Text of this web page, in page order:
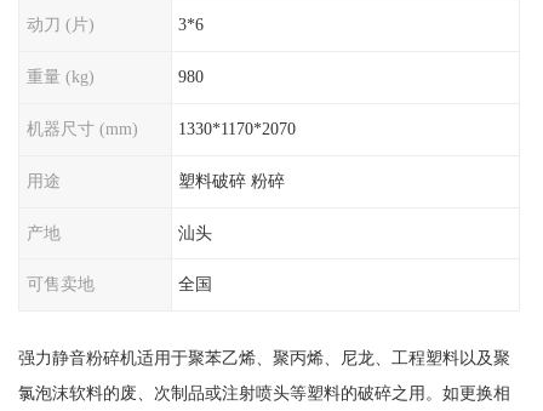
动刀 (片) 3*6
重量 (kg) 980
机器尺寸 (mm) 1330*1170*2070
用途 塑料破碎 粉碎
产地 汕头
可售卖地 全国
强力静音粉碎机适用于聚苯乙烯、聚丙烯、尼龙、工程塑料以及聚
氯泡沫软料的废、次制品或注射喷头等塑料的破碎之用。如更换相